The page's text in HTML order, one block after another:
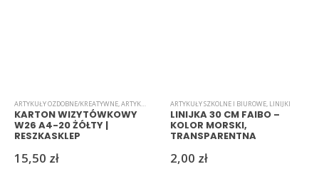
ARTYKUŁY OZDOBNE/KREATYWNE,ARTYKUŁY SZKOLNE I BIUROWE ,KARTON/PAPIER WIZYTÓWKOWY
KARTON WIZYTÓWKOWY
W26 A4-20 ŻÓŁTY |
RESZKASKLEP
15,50 zł
ARTYKUŁY SZKOLNE I BIUROWE, LINIJKI
LINIJKA 30 CM FAIBO –
KOLOR MORSKI,
TRANSPARENTNA
2,00 zł